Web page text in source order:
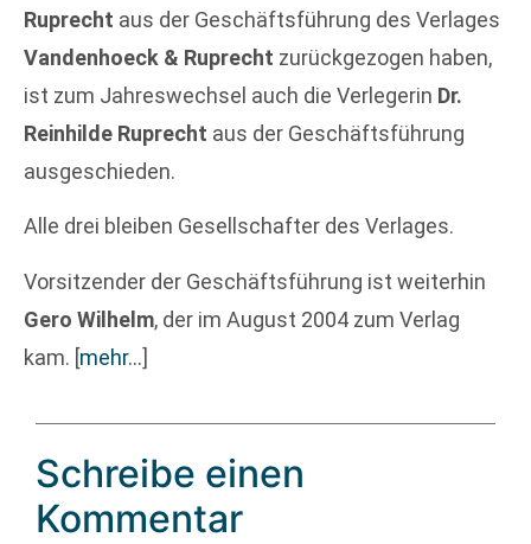
Ruprecht aus der Geschäftsführung des Verlages
Vandenhoeck & Ruprecht zurückgezogen haben,
ist zum Jahreswechsel auch die Verlegerin Dr.
Reinhilde Ruprecht aus der Geschäftsführung
ausgeschieden.
Alle drei bleiben Gesellschafter des Verlages.
Vorsitzender der Geschäftsführung ist weiterhin
Gero Wilhelm, der im August 2004 zum Verlag
kam. [mehr…]
Schreibe einen
Kommentar